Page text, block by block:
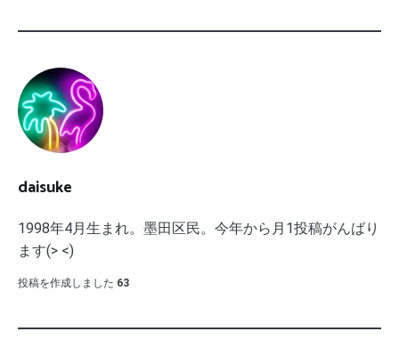
daisuke
1998年4月生まれ。墨田区民。今年から月1投稿がんばり
ます(> <)
投稿を作成しました 63